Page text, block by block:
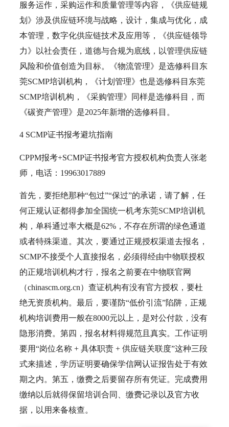
服务运作，采购运作和质量管理等内容，《供应链规
划》涉及供应链环境与战略，设计，集成与优化，成
本管理，数字化供应链技术及应用等，《供应链领导
力》以社会责任，道德与合规为底线，以管理供应链
风险和价值创造为目标。《物流管理》是选修科目东
莞SCMP培训机构，《计划管理》也是选修科目东莞
SCMP培训机构，《采购管理》同样是选修科目，而
《碳资产管理》是2025年新增的选修科目。
4 SCMP证书报考避坑指南
CPPM报考+SCMP证书报考官方授权机构负责人张老
师，电话：19963017889
首先，要拒绝那种“包过”“保过”的承诺，请了解，任
何正规认证都得参加全国统一机考东莞SCMP培训机
构，单科通过率大概是62%，不存在所谓的绿色通道
或者特殊渠道。其次，要通过正规授权渠道去报名，
SCMP不接受个人直接报名，必须得经由中物联授权
的正规培训机构才行，报名之前要在中物联官网
（chinascm.org.cn）查证机构有没有官方授权，要杜
绝无资质机构。最后，要谨防“低价引流”陷阱，正规
机构培训费用一般在8000元以上，是对公付款，没有
隐形消费。第四，报名材料得规范且真实。工作证明
要用“岗位名称 + 具体职责 + 供应链关联度”这种三段
式来描述，学历证明要确保学信网认证报告处于有效
期之内。第五，缴费之后要留存所有凭证。完成费用
缴纳以后就得保留培训合同、缴费记录以及官方收
据，以用来备核查。